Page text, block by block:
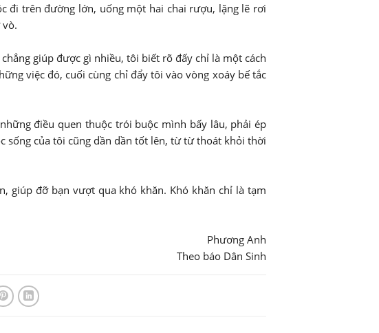
đi trên đường lớn, uống một hai chai rượu, lặng lẽ rơi
giúp được gì nhiều, tôi biết rõ đấy chỉ là một cách
việc đó, cuối cùng chỉ đẩy tôi vào vòng xoáy bế tắc
điều quen thuộc trói buộc mình bấy lâu, phải ép
sống của tôi cũng dần dần tốt lên, từ từ thoát khỏi thời
giúp đỡ bạn vượt qua khó khăn. Khó khăn chỉ là tạm
Phương Anh
Theo báo Dân Sinh